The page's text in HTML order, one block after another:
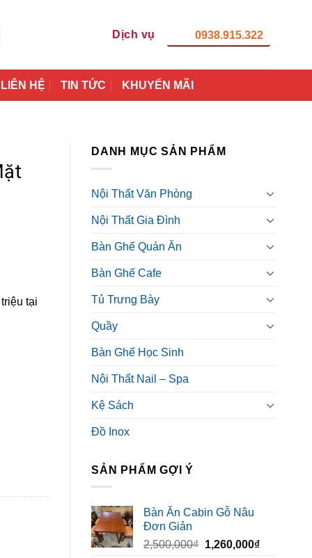
Dịch vụ 0938.915.322
LIÊN HỆ TIN TỨC KHUYẾN MÃI
DANH MỤC SẢN PHẨM
Nội Thất Văn Phòng
Nội Thất Gia Đình
Bàn Ghế Quán Ăn
Bàn Ghế Cafe
Tủ Trưng Bày
Quầy
Bàn Ghế Học Sinh
Nội Thất Nail – Spa
Kệ Sách
Đồ Inox
SẢN PHẨM GỢI Ý
Bàn Ăn Cabin Gỗ Nâu
Đơn Giản
2,500,000₫ Giá
1,260,000₫Giá
tại